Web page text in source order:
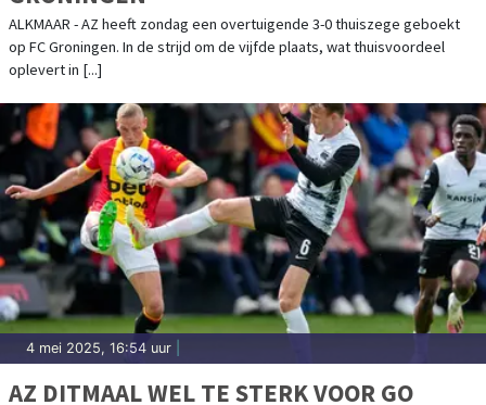
ALKMAAR - AZ heeft zondag een overtuigende 3-0 thuiszege geboekt
op FC Groningen. In de strijd om de vijfde plaats, wat thuisvoordeel
oplevert in [...]
4 mei 2025, 16:54 uur
AZ DITMAAL WEL TE STERK VOOR GO